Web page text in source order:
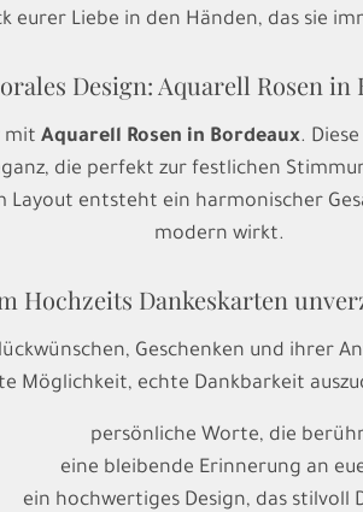
eurer Liebe in den Händen, das sie
Design: Aquarell Rosen in
mit Aquarell Rosen in Bordeaux.
die perfekt zur festlichen
entsteht ein harmonischer
modern wirkt.
Hochzeits Dankeskarten
Geschenken und ihrer
Möglichkeit, echte Dankbarkeit
persönliche Worte, die
eine bleibende Erinnerung an
ein hochwertiges Design, das stilvoll